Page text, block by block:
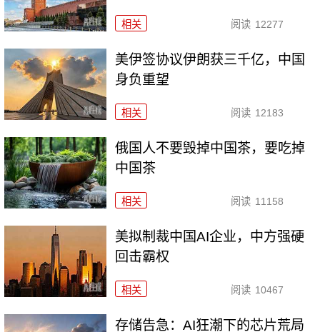
相关 阅读 12277
美伊签协议伊朗获三千亿，中国
身负重望
相关 阅读 12183
俄国人不要毁掉中国茶，要吃掉
中国茶
相关 阅读 11158
美拟制裁中国AI企业，中方强硬
回击霸权
相关 阅读 10467
存储告急：AI狂潮下的芯片荒局